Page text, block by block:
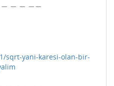
− − − −−
sqrt-yani-karesi-olan-bir-